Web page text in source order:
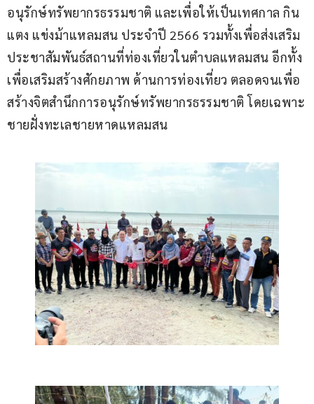
อนุรักษ์ทรัพยากรธรรมชาติ และเพื่อให้เป็นเทศกาล กิน
แตง แข่งม้าแหลมสน ประจำปี 2566 รวมทั้งเพื่อส่งเสริม
ประชาสัมพันธ์สถานที่ท่องเที่ยวในตำบลแหลมสน อีกทั้ง
เพื่อเสริมสร้างศักยภาพ ด้านการท่องเที่ยว ตลอดจนเพื่อ
สร้างจิตสำนึกการอนุรักษ์ทรัพยากรธรรมชาติ โดยเฉพาะ
ชายฝั่งทะเลชายหาดแหลมสน